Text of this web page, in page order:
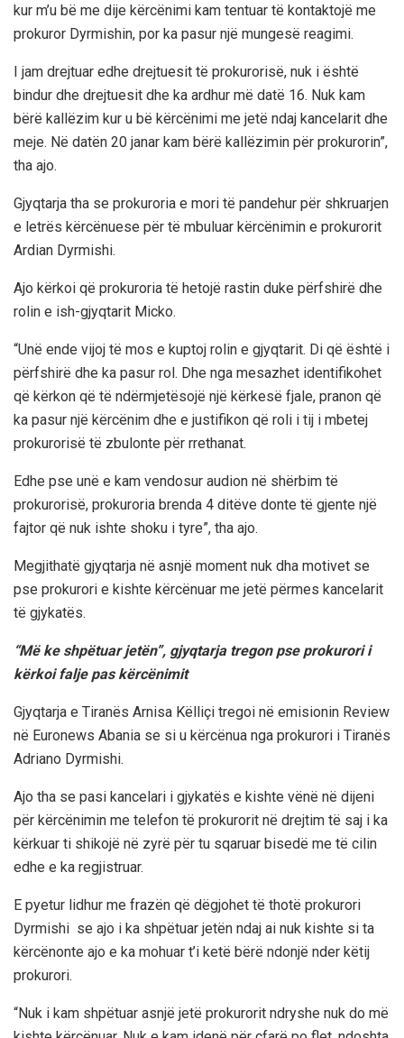
kur m’u bë me dije kërcënimi kam tentuar të kontaktojë me
prokuror Dyrmishin, por ka pasur një mungesë reagimi.
I jam drejtuar edhe drejtuesit të prokurorisë, nuk i është
bindur dhe drejtuesit dhe ka ardhur më datë 16. Nuk kam
bërë kallëzim kur u bë kërcënimi me jetë ndaj kancelarit dhe
meje. Në datën 20 janar kam bërë kallëzimin për prokurorin”,
tha ajo.
Gjyqtarja tha se prokuroria e mori të pandehur për shkruarjen
e letrës kërcënuese për të mbuluar kërcënimin e prokurorit
Ardian Dyrmishi.
Ajo kërkoi që prokuroria të hetojë rastin duke përfshirë dhe
rolin e ish-gjyqtarit Micko.
“Unë ende vijoj të mos e kuptoj rolin e gjyqtarit. Di që është i
përfshirë dhe ka pasur rol. Dhe nga mesazhet identifikohet
që kërkon që të ndërmjetësojë një kërkesë fjale, pranon që
ka pasur një kërcënim dhe e justifikon që roli i tij i mbetej
prokurorisë të zbulonte për rrethanat.
Edhe pse unë e kam vendosur audion në shërbim të
prokurorisë, prokuroria brenda 4 ditëve donte të gjente një
fajtor që nuk ishte shoku i tyre”, tha ajo.
Megjithatë gjyqtarja në asnjë moment nuk dha motivet se
pse prokurori e kishte kërcënuar me jetë përmes kancelarit
të gjykatës.
“Më ke shpëtuar jetën”, gjyqtarja tregon pse prokurori i
kërkoi falje pas kërcënimit
Gjyqtarja e Tiranës Arnisa Këlliçi tregoi në emisionin Review
në Euronews Abania se si u kërcënua nga prokurori i Tiranës
Adriano Dyrmishi.
Ajo tha se pasi kancelari i gjykatës e kishte vënë në dijeni
për kërcënimin me telefon të prokurorit në drejtim të saj i ka
kërkuar ti shikojë në zyrë për tu sqaruar bisedë me të cilin
edhe e ka regjistruar.
E pyetur lidhur me frazën që dëgjohet të thotë prokurori
Dyrmishi se ajo i ka shpëtuar jetën ndaj ai nuk kishte si ta
kërcënonte ajo e ka mohuar t’i ketë bërë ndonjë nder këtij
prokurori.
“Nuk i kam shpëtuar asnjë jetë prokurorit ndryshe nuk do më